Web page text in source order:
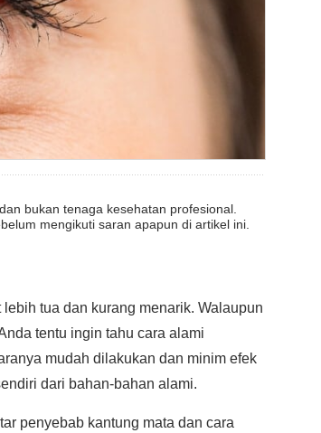
bukan tenaga kesehatan profesional.
mengikuti saran apapun di artikel ini.
tua dan kurang menarik. Walaupun
tentu ingin tahu cara alami
mudah dilakukan dan minim efek
dari bahan-bahan alami.
penyebab kantung mata dan cara